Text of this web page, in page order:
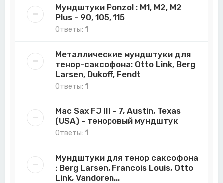
Мундштуки Ponzol : M1, M2, M2
Plus - 90, 105, 115
Ответы: 1
Металлические мундштуки для
тенор-саксофона: Otto Link, Berg
Larsen, Dukoff, Fendt
Ответы: 1
Mac Sax FJ III - 7, Austin, Texas
(USA) - теноровый мундштук
Ответы: 1
Мундштуки для тенор саксофона
: Berg Larsen, Francois Louis, Otto
Link, Vandoren...